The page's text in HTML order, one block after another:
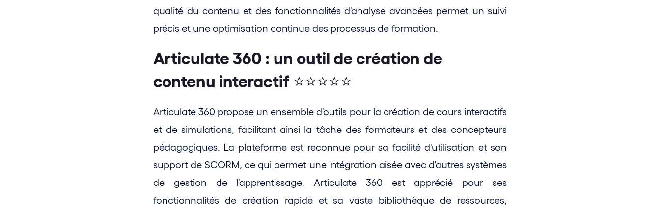
qualité du contenu et des fonctionnalités d'analyse avancées permet un suivi
précis et une optimisation continue des processus de formation.
Articulate 360 : un outil de création de
contenu interactif ⭐⭐⭐⭐⭐
Articulate 360 propose un ensemble d'outils pour la création de cours interactifs
et de simulations, facilitant ainsi la tâche des formateurs et des concepteurs
pédagogiques. La plateforme est reconnue pour sa facilité d'utilisation et son
support de SCORM, ce qui permet une intégration aisée avec d'autres systèmes
de gestion de l'apprentissage. Articulate 360 est apprécié pour ses
fonctionnalités de création rapide et sa vaste bibliothèque de ressources,